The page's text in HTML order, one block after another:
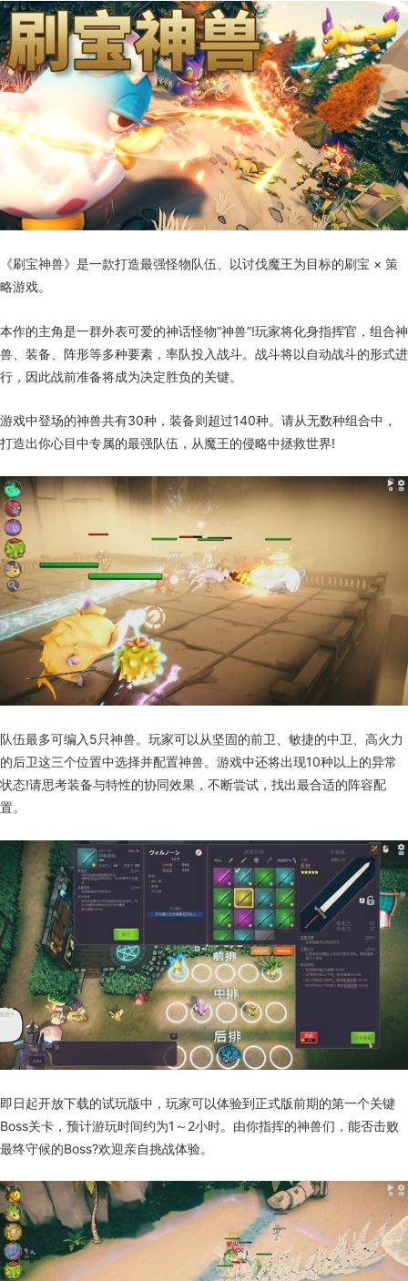
《刷宝神兽》是一款打造最强怪物队伍、以讨伐魔王为目标的刷宝 × 策
略游戏。
本作的主角是一群外表可爱的神话怪物“神兽”!玩家将化身指挥官，组合神
兽、装备、阵形等多种要素，率队投入战斗。战斗将以自动战斗的形式进
行，因此战前准备将成为决定胜负的关键。
游戏中登场的神兽共有30种，装备则超过140种。请从无数种组合中，
打造出你心目中专属的最强队伍，从魔王的侵略中拯救世界!
队伍最多可编入5只神兽。玩家可以从坚固的前卫、敏捷的中卫、高火力
的后卫这三个位置中选择并配置神兽。游戏中还将出现10种以上的异常
状态!请思考装备与特性的协同效果，不断尝试，找出最合适的阵容配
置。
即日起开放下载的试玩版中，玩家可以体验到正式版前期的第一个关键
Boss关卡，预计游玩时间约为1～2小时。由你指挥的神兽们，能否击败
最终守候的Boss?欢迎亲自挑战体验。